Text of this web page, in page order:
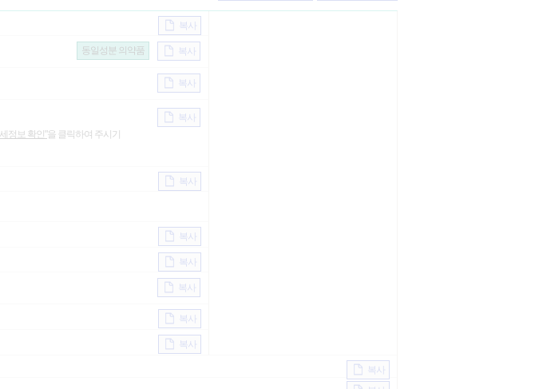
복사
복사
동일성분 의약품
복사
복사
정보 확인"을 클릭하여 주시기
복사
복사
복사
복사
복사
복사
복사